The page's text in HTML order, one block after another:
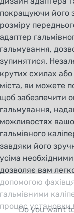
покращуючи його
розміру
адаптер
гальмування,
зупинятися.
крутих схилах
міста, ви можете
щоб забезпечити
гальмування,
можливостях
гальмівного
завдяки його
усіма
дозволяє вам
допомогою
гальмівними
процесDo you want